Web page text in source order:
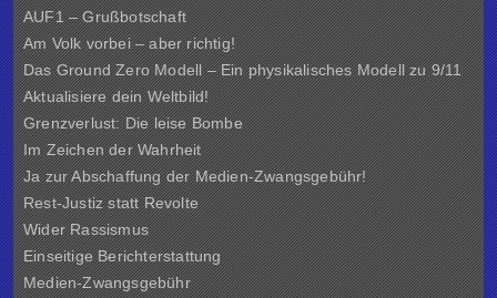
AUF1 – Grußbotschaft
Am Volk vorbei – aber richtig!
Das Ground Zero Modell – Ein physikalisches Modell zu 9/11
Aktualisiere dein Weltbild!
Grenzverlust: Die leise Bombe
Im Zeichen der Wahrheit
Ja zur Abschaffung der Medien-Zwangsgebühr!
Rest-Justiz statt Revolte
Wider Rassismus
Einseitige Berichterstattung
Medien-Zwangsgebühr